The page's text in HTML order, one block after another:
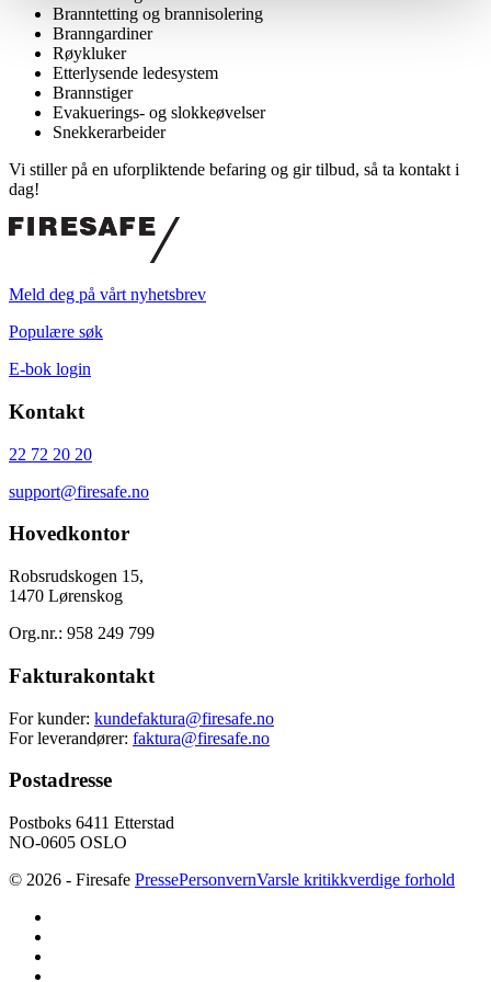
Branntetting og brannisolering
Branngardiner
Røykluker
Etterlysende ledesystem
Brannstiger
Evakuerings- og slokkeøvelser
Snekkerarbeider
Vi stiller på en uforpliktende befaring og gir tilbud, så ta kontakt i
dag!
Meld deg på vårt nyhetsbrev
Populære søk
E-bok login
Kontakt
22 72 20 20
support@firesafe.no
Hovedkontor
Robsrudskogen 15,
1470 Lørenskog
Org.nr.: 958 249 799
Fakturakontakt
For kunder: kundefaktura@firesafe.no
For leverandører: faktura@firesafe.no
Postadresse
Postboks 6411 Etterstad
NO-0605 OSLO
© 2026 - Firesafe PressePersonvernVarsle kritikkverdige forhold